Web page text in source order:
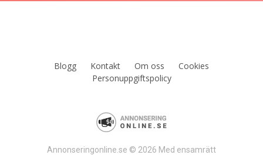
Blogg Kontakt Om oss
Cookies
Personuppgiftspolicy
Annonseringonline.se © 2026 Med ensamrätt